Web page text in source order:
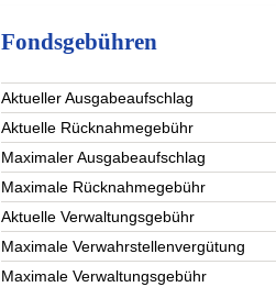
Fondsgebühren
Aktueller Ausgabeaufschlag
Aktuelle Rücknahmegebühr
Maximaler Ausgabeaufschlag
Maximale Rücknahmegebühr
Aktuelle Verwaltungsgebühr
Maximale Verwahrstellenvergütung
Maximale Verwaltungsgebühr